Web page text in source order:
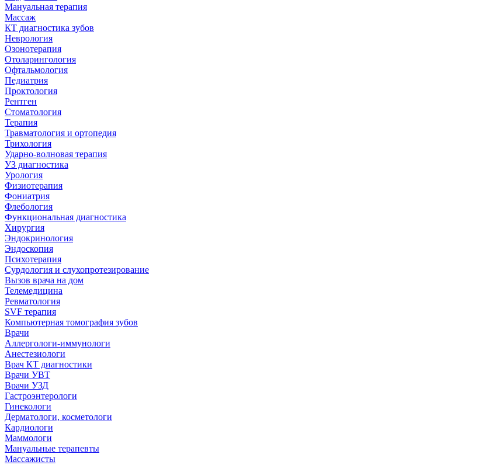
Мануальная терапия
Массаж
КТ диагностика зубов
Неврология
Озонотерапия
Отоларингология
Офтальмология
Педиатрия
Проктология
Рентген
Стоматология
Терапия
Травматология и ортопедия
Трихология
Ударно-волновая терапия
УЗ диагностика
Урология
Физиотерапия
Фониатрия
Флебология
Функциональная диагностика
Хирургия
Эндокринология
Эндоскопия
Психотерапия
Сурдология и слухопротезирование
Вызов врача на дом
Телемедицина
Ревматология
SVF терапия
Компьютерная томография зубов
Врачи
Аллергологи-иммунологи
Анестезиологи
Врач КТ диагностики
Врачи УВТ
Врачи УЗД
Гастроэнтерологи
Гинекологи
Дерматологи, косметологи
Кардиологи
Маммологи
Мануальные терапевты
Массажисты